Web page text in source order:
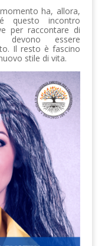
ha, allora,
questo incontro
per raccontare di
essere
Il resto è fascino
stile di vita.